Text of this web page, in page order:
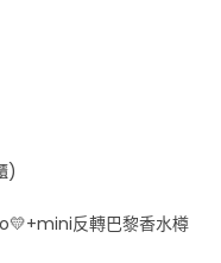
)
反轉巴黎香水樽